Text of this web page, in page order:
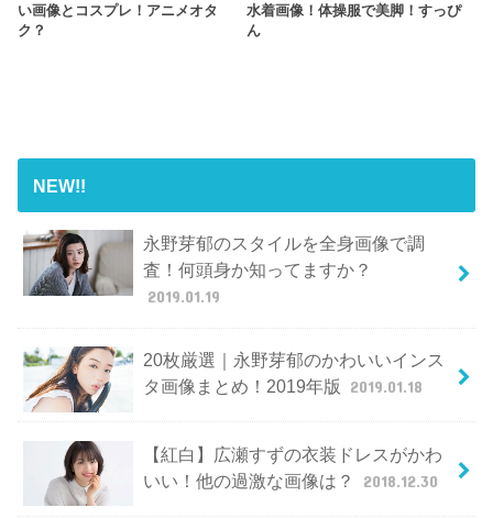
い画像とコスプレ！アニメオタ
ク？
水着画像！体操服で美脚！すっぴ
ん
NEW!!
永野芽郁のスタイルを全身画像で調
査！何頭身か知ってますか？
2019.01.19
20枚厳選｜永野芽郁のかわいいインス
タ画像まとめ！2019年版
2019.01.18
【紅白】広瀬すずの衣装ドレスがかわ
いい！他の過激な画像は？
2018.12.30